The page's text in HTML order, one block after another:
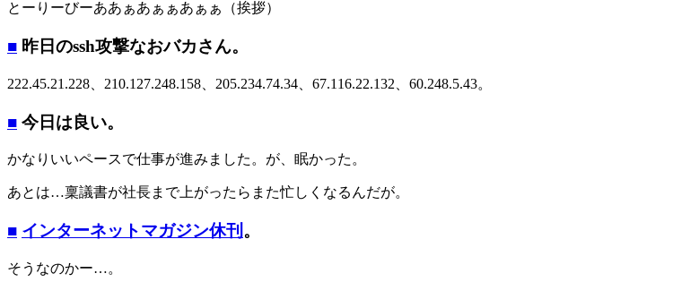
とーりーびーああぁあぁぁあぁぁ（挨拶）
■ 昨日のssh攻撃なおバカさん。
222.45.21.228、210.127.248.158、205.234.74.34、67.116.22.132、60.248.5.43。
■ 今日は良い。
かなりいいペースで仕事が進みました。が、眠かった。
あとは…稟議書が社長まで上がったらまた忙しくなるんだが。
■ インターネットマガジン休刊 。
そうなのかー…。